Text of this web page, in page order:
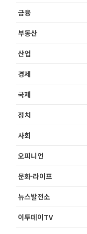
금융
부동산
산업
경제
국제
정치
사회
오피니언
문화·라이프
뉴스발전소
이투데이TV